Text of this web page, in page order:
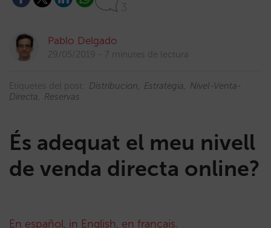
3
Pablo Delgado
29/05/2019 7 minutes de lectura
Etiquetes del post: Distribucion Estrategia
Nivel-Venta-
Directa
Reservas
És adequat el meu nivell
de venda directa online?
En español, in English, en français.